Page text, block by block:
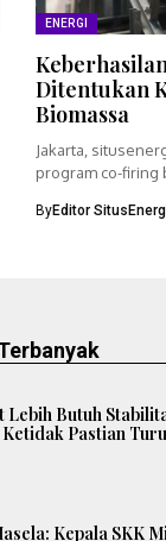
ENERGI
Ditentukan
Biomassa
Jakarta,
program co-firing
ByEditor
Lebih Butuh
Pastian
Kepala SKK